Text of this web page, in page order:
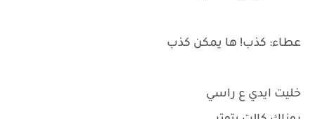
عطاء: كذب! ها يمكن كذب
خليت ايدي ع راسي